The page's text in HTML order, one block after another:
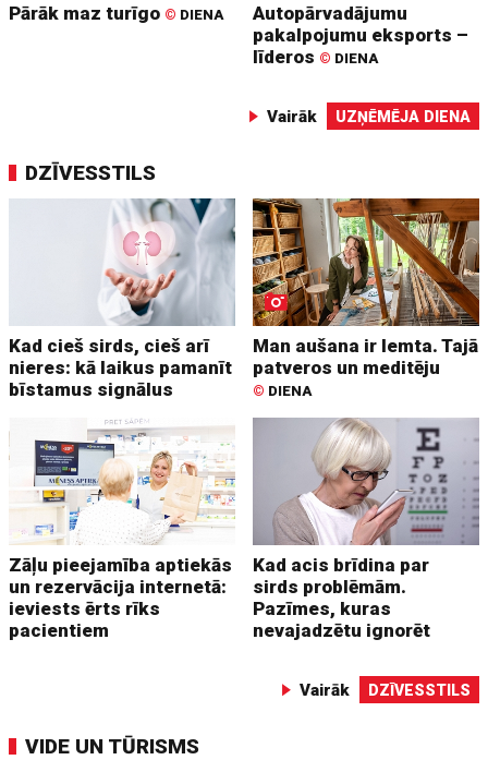
Pārāk maz turīgo © DIENA
Autopārvadājumu
pakalpojumu eksports –
līderos © DIENA
Vairāk UZŅĒMĒJA DIENA
DZĪVESSTILS
Kad cieš sirds, cieš arī
nieres: kā laikus pamanīt
bīstamus signālus
Man aušana ir lemta. Tajā
patveros un meditēju
© DIENA
Zāļu pieejamība aptiekās
un rezervācija internetā:
ieviests ērts rīks
pacientiem
Kad acis brīdina par
sirds problēmām.
Pazīmes, kuras
nevajadzētu ignorēt
Vairāk DZĪVESSTILS
VIDE UN TŪRISMS